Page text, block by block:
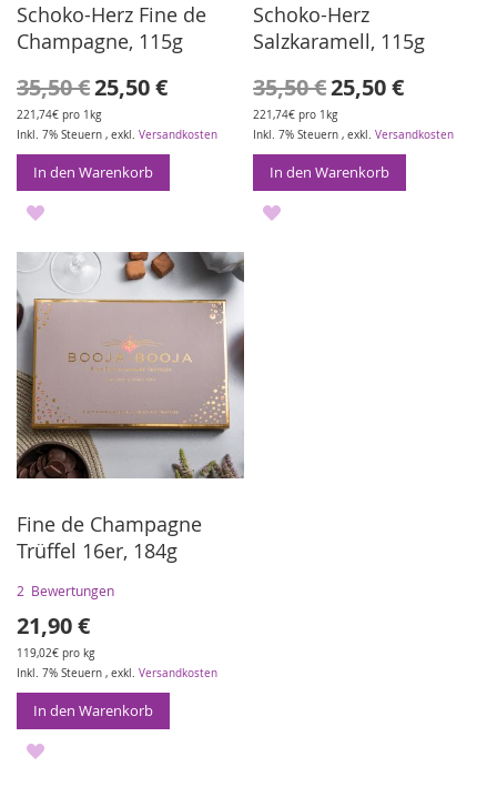
Schoko-Herz Fine de
Champagne, 115g
35,50 € Sonderangebot
25,50 €
221,74€ pro 1kg
Inkl. 7% Steuern , exkl. Versandkosten
In den Warenkorb
WUNSCHLISTE
HINZUFÜGEN
Schoko-Herz
Salzkaramell, 115g
35,50 € Sonderangebot
25,50 €
221,74€ pro 1kg
Inkl. 7% Steuern,exkl.Versandkosten
In den Warenkorb
Fine de Champagne
Trüffel 16er, 184g
2 Bewertungen
21,90 €
119,02€ pro kg
Inkl. 7% Steuern , exkl. Versandkosten
In den Warenkorb